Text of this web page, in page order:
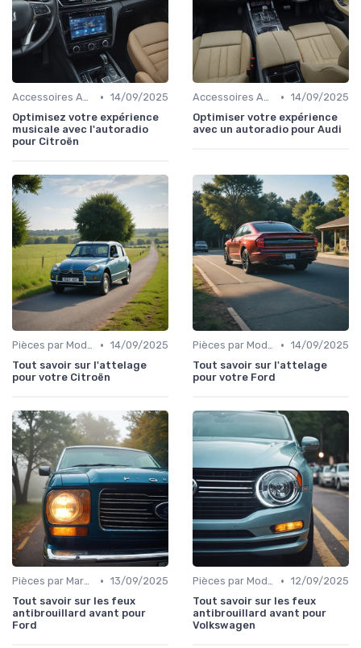
Accessoires Auto • 14/09/2025
Optimisez votre expérience
musicale avec l'autoradio
pour Citroën
Accessoires Auto • 14/09/2025
Optimiser votre expérience
avec un autoradio pour Audi
Pièces par Modèle de Voiture • 14/09/2025
Tout savoir sur l'attelage
pour votre Citroën
Pièces par Modèle de Voiture • 14/09/2025
Tout savoir sur l'attelage
pour votre Ford
Pièces par Marque de Voiture • 13/09/2025
Tout savoir sur les feux
antibrouillard avant pour
Ford
Pièces par Modèle de Voiture • 12/09/2025
Tout savoir sur les feux
antibrouillard avant pour
Volkswagen